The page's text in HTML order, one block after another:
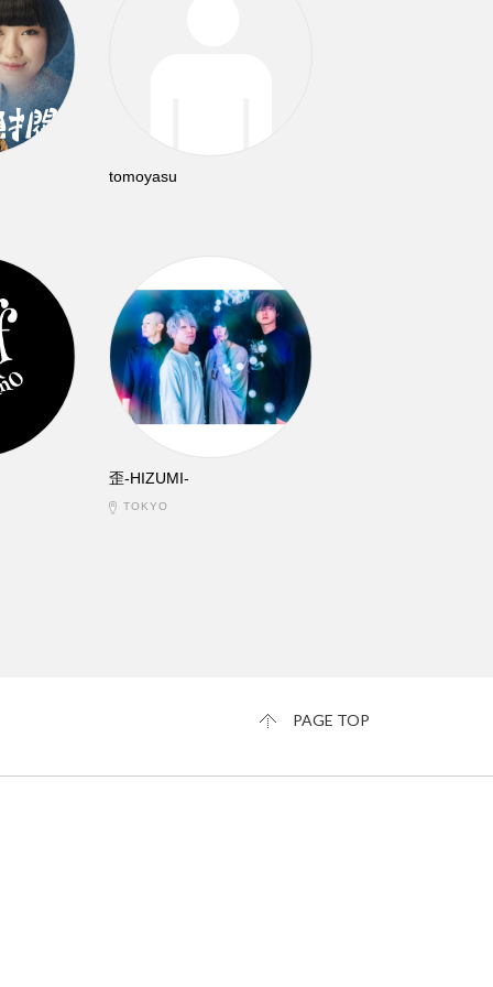
tomoyasu
歪-HIZUMI-
TOKYO
PAGE TOP